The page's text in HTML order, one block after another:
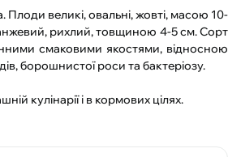
Плоди великі, овальні, жовті, масою 10-
рихлий, товщиною 4-5 см. Сорт
смаковими якостями, відносною
борошнистої роси та бактеріозу.
кулінарії і в кормових цілях.